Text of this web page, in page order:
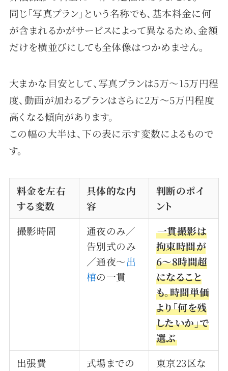
同じ「写真プラン」という名称でも、基本料金に何
が含まれるかがサービスによって異なるため、金額
だけを横並びにしても全体像はつかめません。
大まかな目安として、写真プランは5万〜15万円程
度、動画が加わるプランはさらに2万〜5万円程度
高くなる傾向があります。
この幅の大半は、下の表に示す変数によるもので
す。
料金を左右
する変数
具体的な内
容
判断のポイ
ント
撮影時間
通夜のみ／
告別式のみ
／通夜〜出
棺の一貫
一貫撮影は
拘束時間が
6〜8時間超
になること
も。時間単価
より「何を残
したいか」で
選ぶ
出張費
式場までの
東京23区な